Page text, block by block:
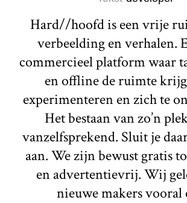
Hard//hoofd is een vrije
verbeelding en verhalen.
commercieel platform waar
en offline de ruimte
experimenteren en zich te
Het bestaan van zo’n
vanzelfsprekend. Sluit je
aan. We zijn bewust gratis
en advertentievrij. Wij
nieuwe makers vooral